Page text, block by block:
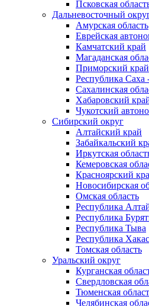
Псковская
Дальневосточный
Амурская область
Еврейская
Камчатский край
Магаданская
Приморский край
Республика Саха
Сахалинская
Хабаровский
Чукотский
Сибирский округ
Алтайский край
Забайкальский
Иркутская
Кемеровская
Красноярский
Новосибирская
Омская область
Республика
Республика
Республика Тыва
Республика
Томская область
Уральский округ
Курганская
Свердловская
Тюменская
Челябинская